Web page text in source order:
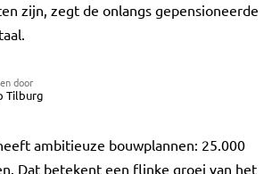
zijn, zegt de onlangs gepensioneerde
door
Tilburg
ambitieuze bouwplannen: 25.000
Dat betekent een flinke groei van het